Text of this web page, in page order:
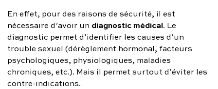
En effet, pour des raisons de sécurité, il est
nécessaire d’avoir un diagnostic médical. Le
diagnostic permet d’identifier les causes d’un
trouble sexuel (dérèglement hormonal, facteurs
psychologiques, physiologiques, maladies
chroniques, etc.). Mais il permet surtout d’éviter les
contre-indications.